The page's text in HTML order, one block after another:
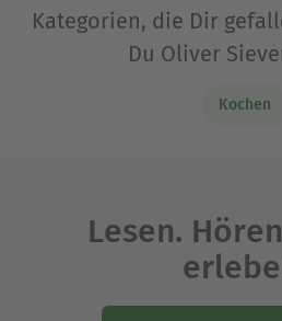
Kategorien, die Dir
Du Oliver
Kochen
Lesen.